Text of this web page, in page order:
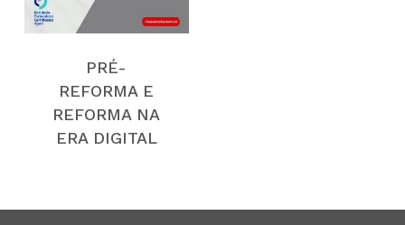
PRÉ-
REFORMA E
REFORMA NA
ERA DIGITAL